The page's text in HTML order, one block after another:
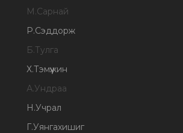
М.Сарнай
Р.Сэддорж
Б.Тулга
Х.Тэмүүжин
А.Ундраа
Н.Учрал
Г.Уянгахишиг